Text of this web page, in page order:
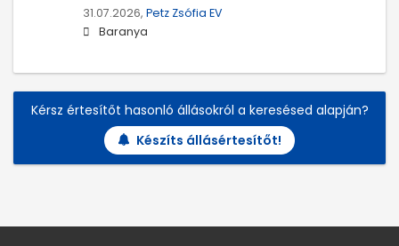
31.07.2026, Petz Zsófia EV
Baranya
Kérsz értesítőt hasonló állásokról a keresésed alapján?
Készíts állásértesítőt!